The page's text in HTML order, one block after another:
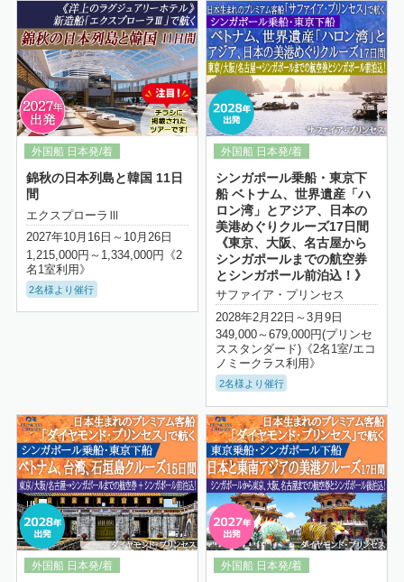
錦秋の日本列島と韓国 11日
間
エクスプローラⅢ
2027年10月16日～10月26日
1,215,000円～1,334,000円《2
名1室利用》
2名様より催行
シンガポール乗船・東京下
船 ベトナム、世界遺産「ハ
ロン湾」とアジア、日本の
美港めぐりクルーズ17日間
《東京、大阪、名古屋から
シンガポールまでの航空券
とシンガポール前泊込！》
サファイア・プリンセス
2028年2月22日～3月9日
349,000～679,000円(プリンセ
ススタンダード)《2名1室/エコ
ノミークラス利用》
2名様より催行
詳細はこちら
詳細はこちら